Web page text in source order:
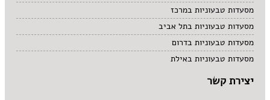
מסעדות טבעוניות במרכז
מסעדות טבעוניות בתל אביב
מסעדות טבעוניות בדרום
מסעדות טבעוניות באילת
יצירת קשר